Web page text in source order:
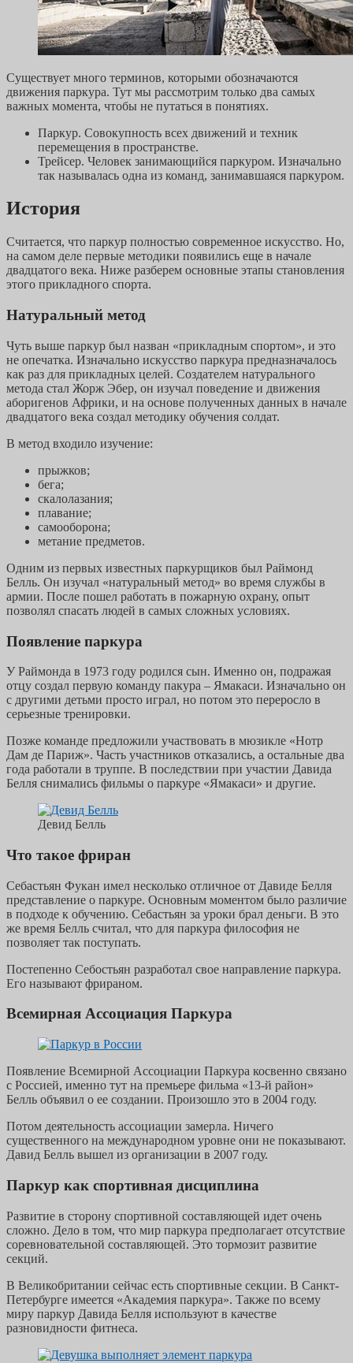
Существует много терминов, которыми обозначаются
движения паркура. Тут мы рассмотрим только два самых
важных момента, чтобы не путаться в понятиях.
Паркур. Совокупность всех движений и техник
перемещения в пространстве.
Трейсер. Человек занимающийся паркуром. Изначально
так называлась одна из команд, занимавшаяся паркуром.
История
Считается, что паркур полностью современное искусство. Но,
на самом деле первые методики появились еще в начале
двадцатого века. Ниже разберем основные этапы становления
этого прикладного спорта.
Натуральный метод
Чуть выше паркур был назван «прикладным спортом», и это
не опечатка. Изначально искусство паркура предназначалось
как раз для прикладных целей. Создателем натурального
метода стал Жорж Эбер, он изучал поведение и движения
аборигенов Африки, и на основе полученных данных в начале
двадцатого века создал методику обучения солдат.
В метод входило изучение:
прыжков;
бега;
скалолазания;
плавание;
самооборона;
метание предметов.
Одним из первых известных паркурщиков был Раймонд
Белль. Он изучал «натуральный метод» во время службы в
армии. После пошел работать в пожарную охрану, опыт
позволял спасать людей в самых сложных условиях.
Появление паркура
У Раймонда в 1973 году родился сын. Именно он, подражая
отцу создал первую команду пакура – Ямакаси. Изначально он
с другими детьми просто играл, но потом это переросло в
серьезные тренировки.
Позже команде предложили участвовать в мюзикле «Нотр
Дам де Париж». Часть участников отказались, а остальные два
года работали в труппе. В последствии при участии Давида
Белля снимались фильмы о паркуре «Ямакаси» и другие.
Девид Белль
Что такое фриран
Себастьян Фукан имел несколько отличное от Давиде Белля
представление о паркуре. Основным моментом было различие
в подходе к обучению. Себастьян за уроки брал деньги. В это
же время Белль считал, что для паркура философия не
позволяет так поступать.
Постепенно Себостьян разработал свое направление паркура.
Его называют фрираном.
Всемирная Ассоциация Паркура
Появление Всемирной Ассоциации Паркура косвенно связано
с Россией, именно тут на премьере фильма «13-й район»
Белль объявил о ее создании. Произошло это в 2004 году.
Потом деятельность ассоциации замерла. Ничего
существенного на международном уровне они не показывают.
Давид Белль вышел из организации в 2007 году.
Паркур как спортивная дисциплина
Развитие в сторону спортивной составляющей идет очень
сложно. Дело в том, что мир паркура предполагает отсутствие
соревновательной составляющей. Это тормозит развитие
секций.
В Великобритании сейчас есть спортивные секции. В Санкт-
Петербурге имеется «Академия паркура». Также по всему
миру паркур Давида Белля используют в качестве
разновидности фитнеса.